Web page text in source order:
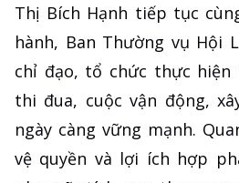
Thị Bích Hạnh tiếp tục
hành, Ban Thường vụ Hội
chỉ đạo, tổ chức thực
thi đua, cuộc vận động,
ngày càng vững mạnh.
vệ quyền và lợi ích hợp